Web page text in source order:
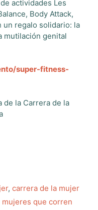
actividades Les
Body Attack,
un regalo solidario: la
mutilación genital
super-fitness-
de la Carrera de la
, carrera de la mujer
mujeres que corren